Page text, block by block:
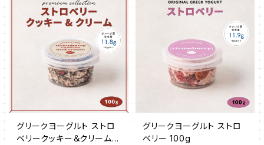
グリークヨーグルト ストロ
ベリークッキー＆クリーム 1
グリークヨーグルト ストロ
ベリー 100g